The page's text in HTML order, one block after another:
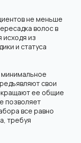
не меньше
волос в
из
и статуса
минимальное
свои
ее общие
позволяет
все равно
требуя